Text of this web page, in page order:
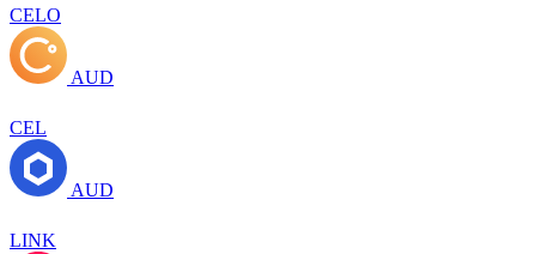
CELO
AUD
CEL
AUD
LINK